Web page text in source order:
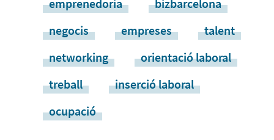
emprenedoria
bizbarcelona
negocis
empreses
talent
networking
orientació laboral
treball
inserció laboral
ocupació